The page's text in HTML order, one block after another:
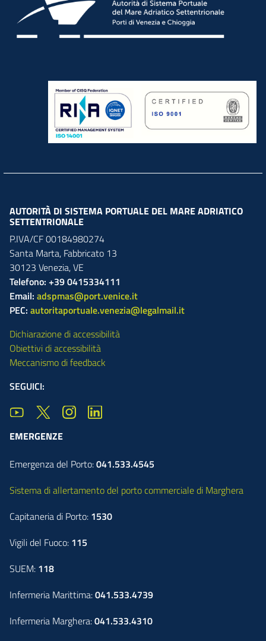
AUTORITÀ DI SISTEMA PORTUALE DEL MARE ADRIATICO
SETTENTRIONALE
P.IVA/CF 00184980274
Santa Marta, Fabbricato 13
30123 Venezia,VE
Telefono: +39 0415334111
Email: adspmas@port.venice.it
PEC: autoritaportuale.venezia@legalmail.it
Dichiarazione di accessibilità
Obiettivi di accessibilità
Meccanismo di feedback
SEGUICI:
EMERGENZE
Emergenza del Porto:041.533.4545
Sistema di allertamento del porto commerciale di Marghera
Capitaneria di Porto: 1530
Vigili del Fuoco: 115
SUEM: 118
Infermeria Marittima:041.533.4739
Infermeria Marghera:041.533.4310